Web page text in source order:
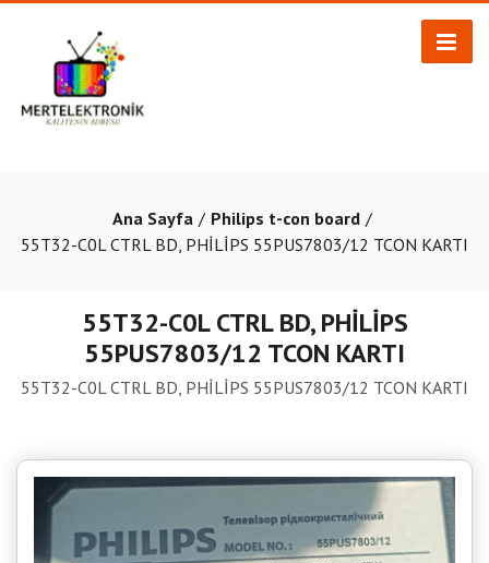
Ana Sayfa
Philips t-con board
55T32-C0L CTRL BD, PHİLİPS 55PUS7803/12 TCON KARTI
55T32-C0L CTRL BD, PHİLİPS
55PUS7803/12 TCON KARTI
55T32-C0L CTRL BD, PHİLİPS 55PUS7803/12 TCON KARTI